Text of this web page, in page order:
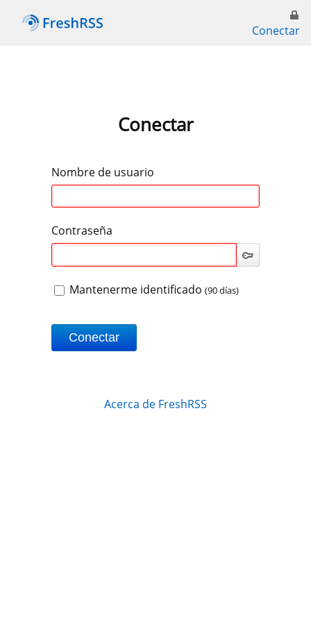
Conectar
Conectar
Nombre de usuario
Contraseña
Mantenerme identificado (90 días)
Conectar
Acerca de FreshRSS